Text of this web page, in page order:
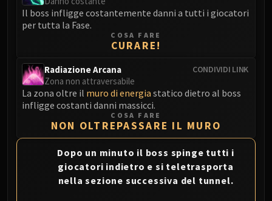
Council of Dreams
Larodar
Nymue
Smolderon
Tindral Sageswift
Fyrakk
ABERRUS
Kazzara
The Forgotten Experiments
Assault of the Zaqali
Il boss infligge costantemente danni a tutti i giocatori
per tutta la Fase.
COSA FARE
CURARE!
CONDIVIDI LINK
Radiazione Arcana
Zona non attraversabile
La zona oltre il muro di energia statico dietro al boss
infligge costanti danni massicci.
COSA FARE
NON OLTREPASSARE IL MURO
Dopo un minuto il boss spinge tutti i
giocatori indietro e si teletrasporta
nella sezione successiva del tunnel.